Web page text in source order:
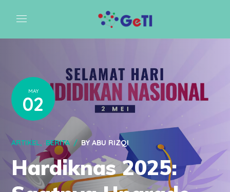
MAY
02
ARTIKEL BERITA BYABU RIZQI
Hardiknas 2025: